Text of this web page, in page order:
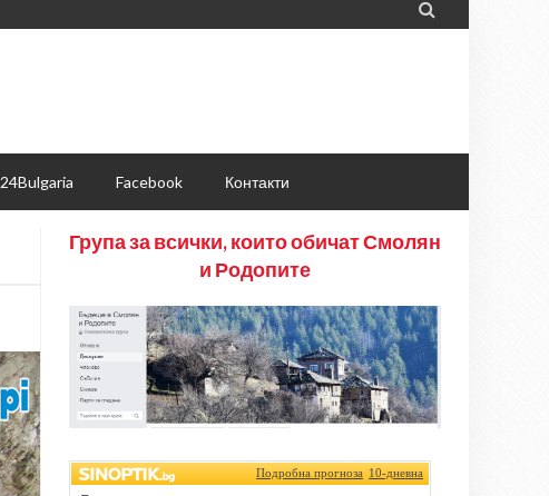

24Bulgaria Facebook Контакти
Група за всички, които обичат Смолян
и Родопите